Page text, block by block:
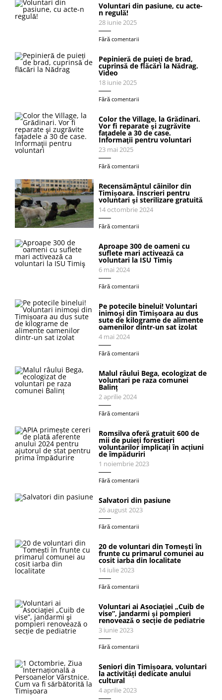
Voluntari din pasiune, cu acte-
n regulă!
28 iunie 2025
Fără comentarii
Pepinieră de puieți de brad,
cuprinsă de flăcări la Nădrag.
Video
18 iunie 2025
Fără comentarii
Color the Village, la Grădinari.
Vor fi reparate şi zugrăvite
faţadele a 30 de case.
Informaţii pentru voluntari
23 mai 2025
Fără comentarii
Recensământul câinilor din
Timișoara. Înscrieri pentru
voluntari şi sterilizare gratuită
14 octombrie 2024
Fără comentarii
Aproape 300 de oameni cu
suflete mari activează ca
voluntari la ISU Timiş
6 mai 2024
Fără comentarii
Pe potecile binelui! Voluntari
inimoși din Timișoara au dus
sute de kilograme de alimente
oamenilor dintr-un sat izolat
4 mai 2024
Fără comentarii
Malul râului Bega, ecologizat de
voluntari pe raza comunei
Balinț
2 aprilie 2024
Fără comentarii
Romsilva oferă gratuit 600 de
mii de puieți forestieri
voluntarilor implicați în acțiuni
de împăduriri
1 noiembrie 2023
Fără comentarii
Salvatori din pasiune
26 august 2023
Fără comentarii
20 de voluntari din Tomești în
frunte cu primarul comunei au
cosit iarba din localitate
14 iulie 2023
Fără comentarii
Voluntari ai Asociaţiei „Cuib de
vise”, jandarmi şi pompieri
renovează o secție de pediatrie
3 iunie 2023
Fără comentarii
Seniori din Timișoara, voluntari
la activități dedicate anului
cultural
4 aprilie 2023